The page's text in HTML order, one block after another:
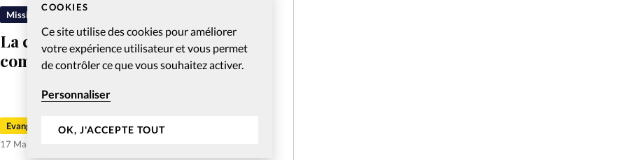
COOKIES
Ce site utilise des cookies pour améliorer
votre expérience utilisateur et vous permet
de contrôler ce que vous souhaitez activer.
Personnaliser
OK, J'ACCEPTE TOUT
Mission
La campagne des Juifs pour Jésus
commence à Lyon
Evangéliques.info
17 Mar 2006